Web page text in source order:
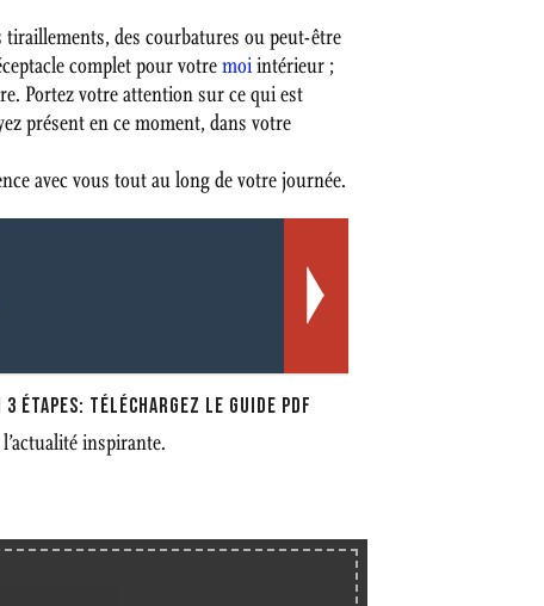
tiraillements, des courbatures ou peut-être
complet pour votremoiintérieur ;
Portez votre attention sur ce qui est
présent en ce moment, dans votre
avec vous tout au long de votre journée.
ÉTAPES: TÉLÉCHARGEZ LE GUIDE PDF
inspirante.